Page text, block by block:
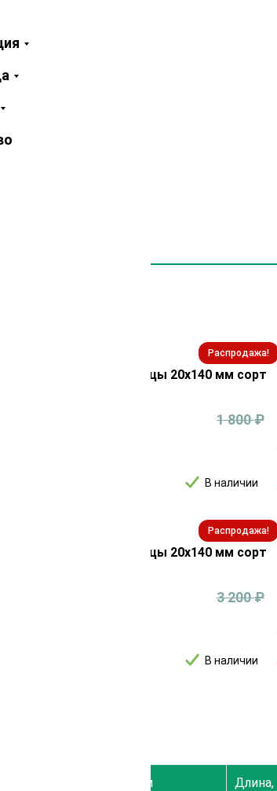
Распродажа!
бруса из лиственницы 20х140 мм сорт
В наличии
1 800₽
Распродажа!
бруса из лиственницы 20х140 мм сорт
В наличии
3 200₽
Ширина, мм